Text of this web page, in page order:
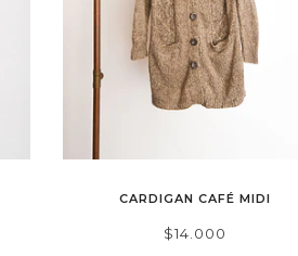
CARDIGAN CAFÉ MIDI
$14.000